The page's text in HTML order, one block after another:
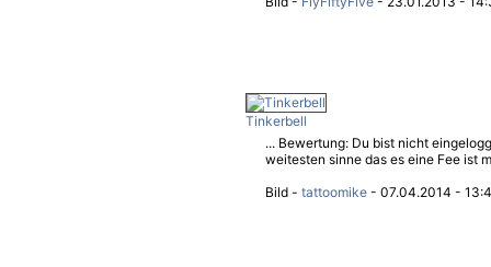
Tinkerbell
... Bewertung: Du bist nicht
weitesten sinne das es eine Fee ist
Bild - tattoomike - 07.04.2014 -